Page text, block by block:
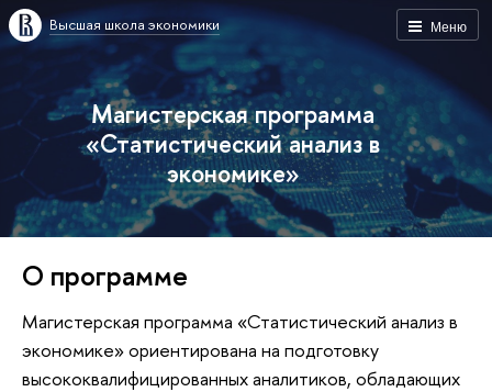
Меню
Высшая школа экономики
Магистерская программа
«Статистический анализ в
экономике»
О программе
Магистерская программа «Статистический анализ в
экономике» ориентирована на подготовку
высококвалифицированных аналитиков, обладающих